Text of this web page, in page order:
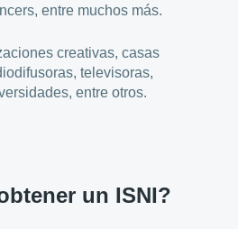
entre muchos más.
creativas, casas
televisoras,
entre otros.
un ISNI?